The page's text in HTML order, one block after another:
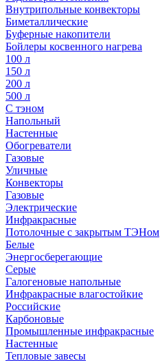
Внутрипольные конвекторы
Биметаллические
Буферные накопители
Бойлеры косвенного нагрева
100 л
150 л
200 л
500 л
С тэном
Напольный
Настенные
Обогреватели
Газовые
Уличные
Конвекторы
Газовые
Электрические
Инфракрасные
Потолочные с закрытым ТЭНом
Белые
Энергосберегающие
Серые
Галогеновые напольные
Инфракрасные влагостойкие
Российские
Карбоновые
Промышленные инфракрасные
Настенные
Тепловые завесы